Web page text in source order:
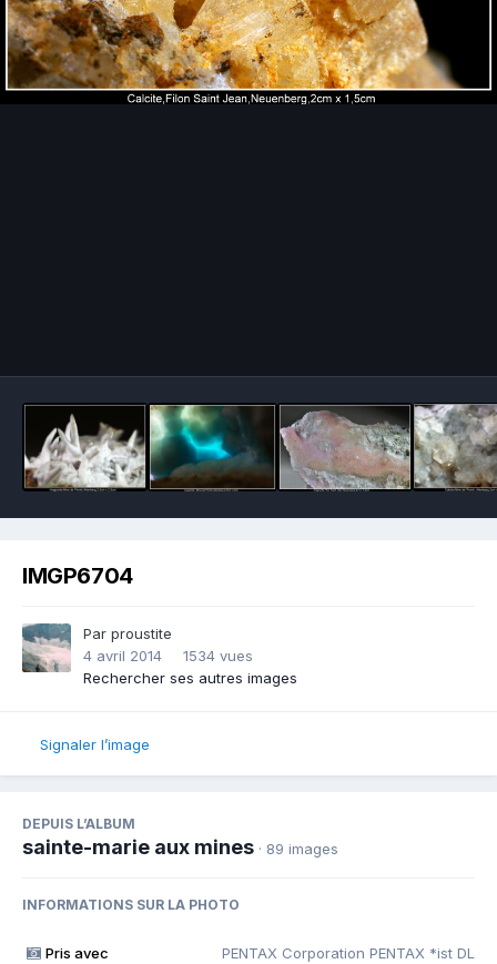
IMGP6704
Par proustite
4 avril 2014
1534 vues
Rechercher ses autres images
Signaler l’image
DEPUIS L’ALBUM
sainte-marie aux mines · 89 images
INFORMATIONS SUR LA PHOTO
Pris avec PENTAX Corporation PENTAX *ist DL